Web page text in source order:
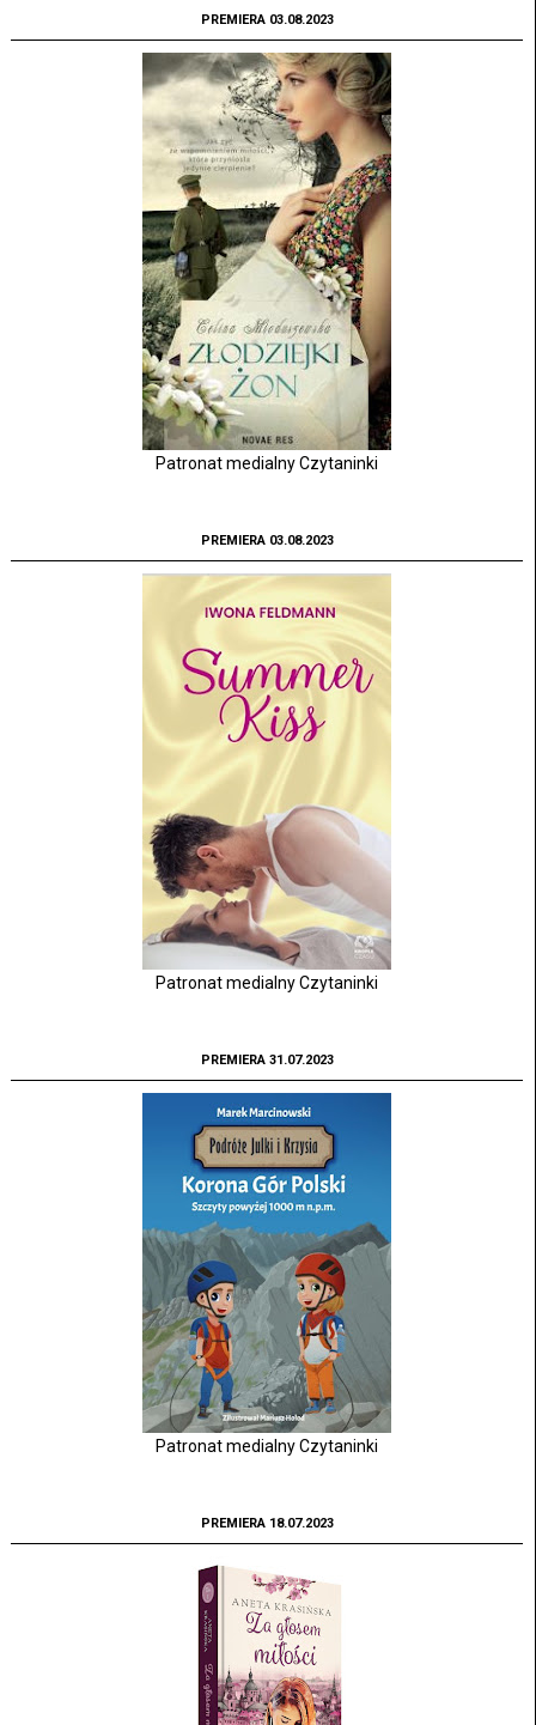
PREMIERA 03.08.2023
Patronat medialny Czytaninki
PREMIERA 03.08.2023
Patronat medialny Czytaninki
PREMIERA 31.07.2023
Patronat medialny Czytaninki
PREMIERA 18.07.2023